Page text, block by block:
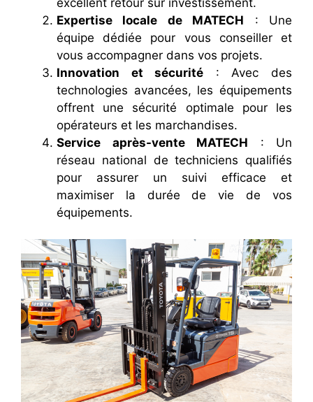
Expertise locale de MATECH : Une
équipe dédiée pour vous conseiller et
vous accompagner dans vos projets.
Innovation et sécurité : Avec des
technologies avancées, les équipements
offrent une sécurité optimale pour les
opérateurs et les marchandises.
Service après-vente MATECH : Un
réseau national de techniciens qualifiés
pour assurer un suivi efficace et
maximiser la durée de vie de vos
équipements.